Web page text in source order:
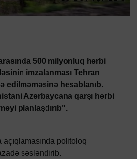
500 milyonluq hərbi
imzalanması Tehran
edilməməsinə hesablanıb.
Azərbaycana qarşı hərbi
planlaşdırıb".
açıqlamasında politoloq
səsləndirib.